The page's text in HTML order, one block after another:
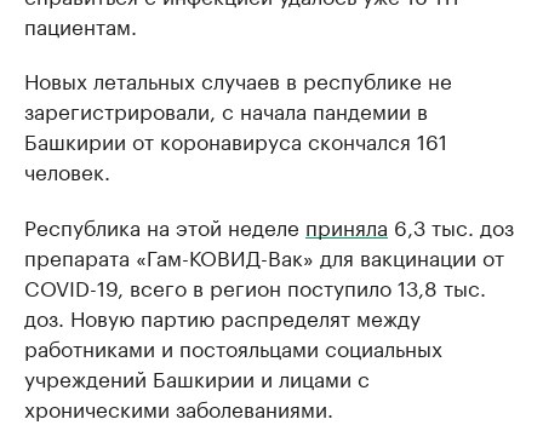
пациентам.
Новых летальных случаев в республике не
зарегистрировали, с начала пандемии в
Башкирии от коронавируса скончался 161
человек.
Республика на этой неделе приняла 6,3 тыс. доз
препарата «Гам-КОВИД-Вак» для вакцинации от
COVID-19, всего в регион поступило 13,8 тыс.
доз. Новую партию распределят между
работниками и постояльцами социальных
учреждений Башкирии и лицами с
хроническими заболеваниями.